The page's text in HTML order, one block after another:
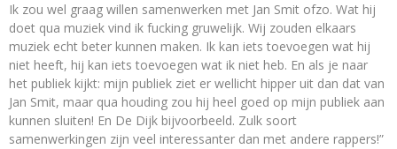
Ik zou wel graag willen samenwerken met Jan Smit ofzo. Wat hij
doet qua muziek vind ik fucking gruwelijk. Wij zouden elkaars
muziek echt beter kunnen maken. Ik kan iets toevoegen wat hij
niet heeft, hij kan iets toevoegen wat ik niet heb. En als je naar
het publiek kijkt: mijn publiek ziet er wellicht hipper uit dan dat van
Jan Smit, maar qua houding zou hij heel goed op mijn publiek aan
kunnen sluiten! En De Dijk bijvoorbeeld. Zulk soort
samenwerkingen zijn veel interessanter dan met andere rappers!”